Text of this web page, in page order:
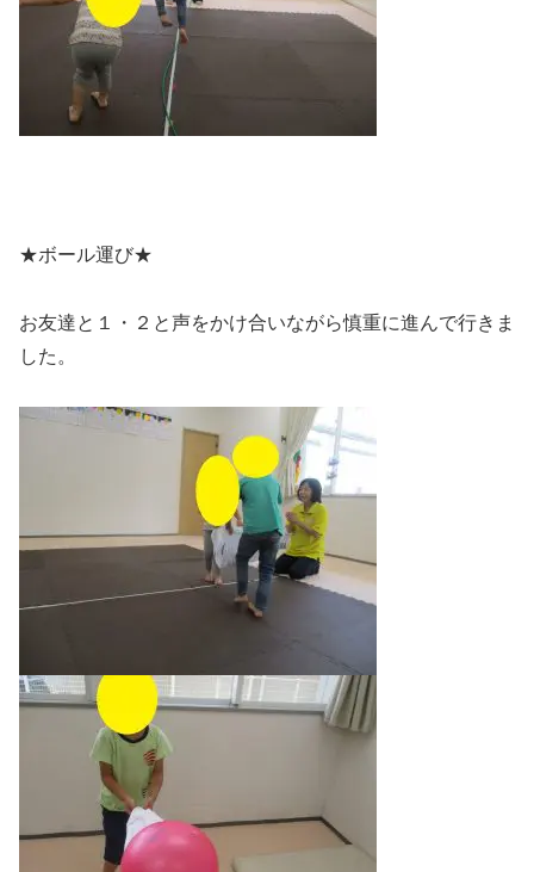
★ボール運び★
お友達と１・２と声をかけ合いながら慎重に進んで行きま
した。